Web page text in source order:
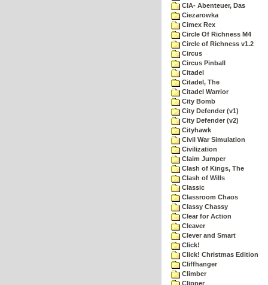
CIA- Abenteuer, Das
Ciezarowka
Cimex Rex
Circle Of Richness M4
Circle of Richness v1.2
Circus
Circus Pinball
Citadel
Citadel, The
Citadel Warrior
City Bomb
City Defender (v1)
City Defender (v2)
Cityhawk
Civil War Simulation
Civilization
Claim Jumper
Clash of Kings, The
Clash of Wills
Classic
Classroom Chaos
Classy Chassy
Clear for Action
Cleaver
Clever and Smart
Click!
Click! Christmas Edition
Cliffhanger
Climber
Clipper